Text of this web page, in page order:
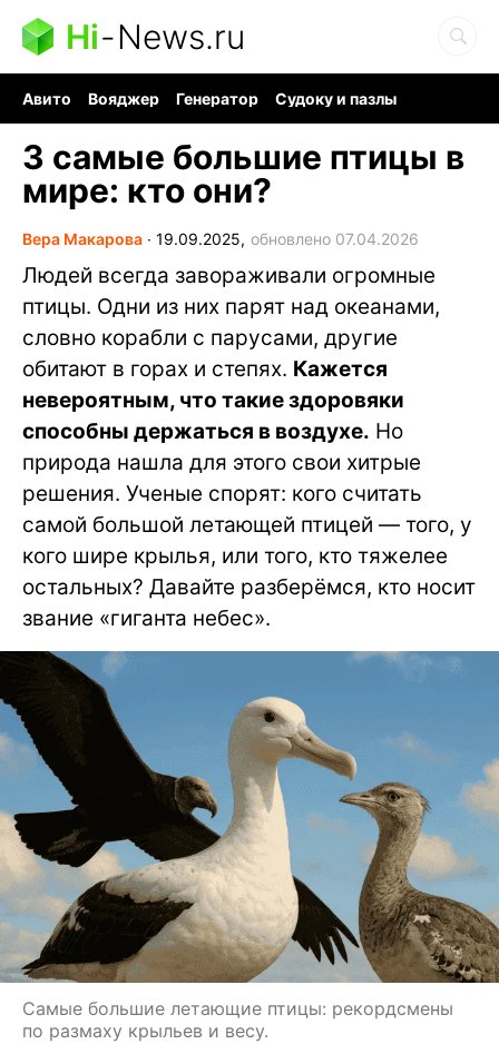
Hi-News.ru
Авито Вояджер Генератор
Судоку и пазлы
3 самые большие птицы в
мире: кто они?
Вера Макарова ∙ 19.09.2025, обновлено 07.04.2026
Людей всегда завораживали огромные
птицы. Одни из них парят над океанами,
словно корабли с парусами, другие
обитают в горах и степях. Кажется
невероятным, что такие здоровяки
способны держаться в воздухе. Но
природа нашла для этого свои хитрые
решения. Ученые спорят: кого считать
самой большой летающей птицей — того, у
кого шире крылья, или того, кто тяжелее
остальных? Давайте разберёмся, кто носит
звание «гиганта небес».
Самые большие летающие птицы: рекордсмены
по размаху крыльев и весу.